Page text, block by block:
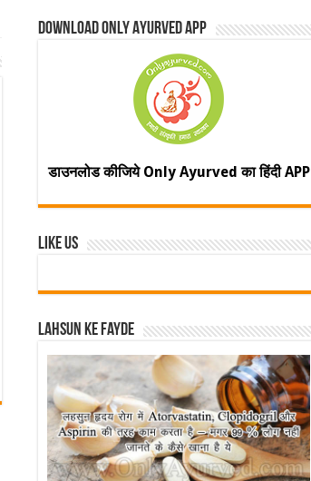
Download Only Ayurved App
डाउनलोड कीजिये Only Ayurved का हिंदी APP
Like Us
Lahsun ke fayde